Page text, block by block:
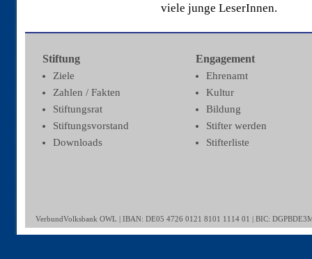
viele junge LeserInnen.
Stiftung
Ziele
Zahlen / Fakten
Stiftungsrat
Stiftungsvorstand
Downloads
Engagement
Ehrenamt
Kultur
Bildung
Stifter werden
Stifterliste
VerbundVolksbank OWL | IBAN: DE05 4726 0121 8101 1114 01 | BIC: